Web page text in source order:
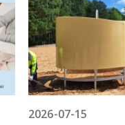
2026-07-15